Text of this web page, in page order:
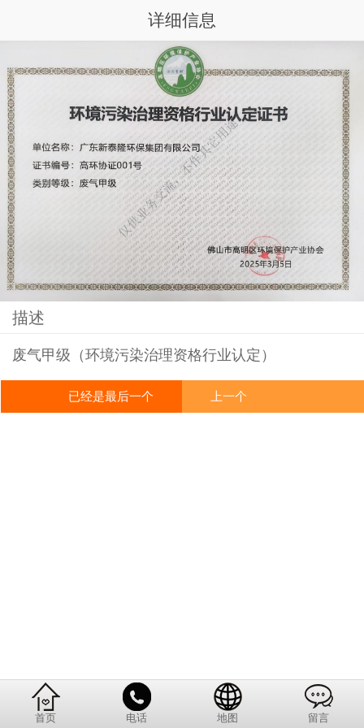
详细信息
描述
废气甲级（环境污染治理资格行业认定）
上一个
已经是最后一个
首页 电话 地图 留言